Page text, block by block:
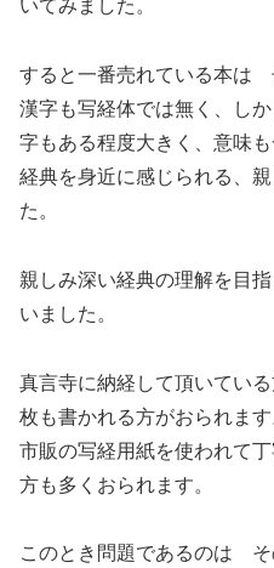
いてみました。
すると一番売れている本は
漢字も写経体では無く、し
字もある程度大きく、意味
経典を身近に感じられる、
た。
親しみ深い経典の理解を目
いました。
真言寺に納経して頂いてい
枚も書かれる方がおられま
市販の写経用紙を使われて
方も多くおられます。
このとき問題であるのは そ